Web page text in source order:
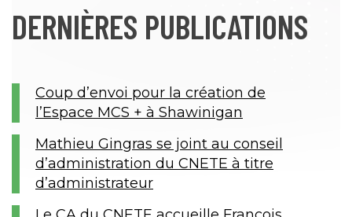
DERNIÈRES PUBLICATIONS
Coup d’envoi pour la création de
l’Espace MCS + à Shawinigan
Mathieu Gingras se joint au conseil
d’administration du CNETE à titre
d’administrateur